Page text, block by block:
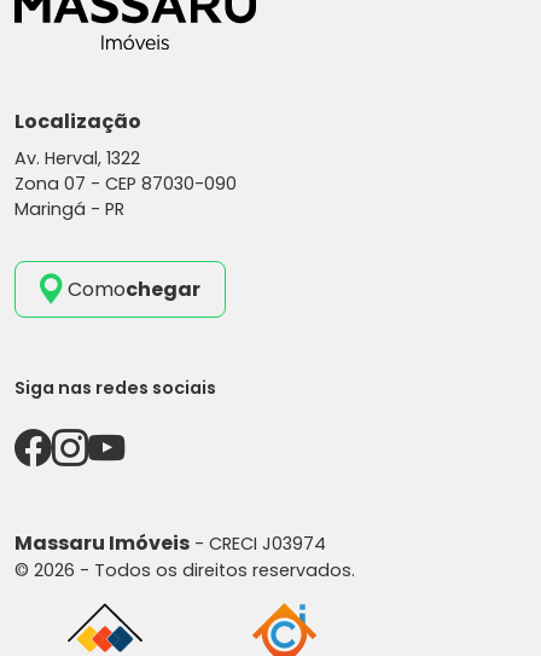
Localização
Av. Herval, 1322
Zona 07 - CEP 87030-090
Maringá - PR
Comochegar
Siga nas redes sociais
Massaru Imóveis - CRECI J03974
© 2026 - Todos os direitos reservados.